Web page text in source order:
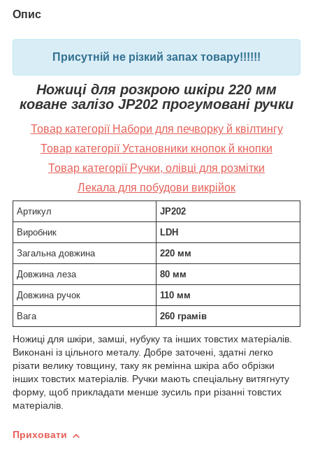
Опис
Присутній не різкий запах товару!!!!!!
Ножиці для розкрою шкіри 220 мм
коване залізо JP202 прогумовані ручки
Товар категорії Набори для печворку й квілтингу
Товар категорії Установники кнопок й кнопки
Товар категорії Ручки, олівці для розмітки
Лекала для побудови викрійок
Артикул
JP202
Виробник
LDH
Загальна довжина
220 мм
Довжина леза
80 мм
Довжина ручок
110 мм
Вага
260 грамів
Ножиці для шкіри, замші, нубуку та інших товстих матеріалів.
Виконані із цільного металу. Добре заточені, здатні легко
різати велику товщину, таку як ремінна шкіра або обрізки
інших товстих матеріалів. Ручки мають спеціальну витягнуту
форму, щоб прикладати менше зусиль при різанні товстих
матеріалів.
Приховати